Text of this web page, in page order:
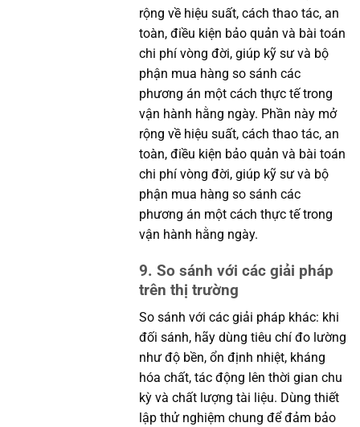
rộng về hiệu suất, cách thao tác, an
toàn, điều kiện bảo quản và bài toán
chi phí vòng đời, giúp kỹ sư và bộ
phận mua hàng so sánh các
phương án một cách thực tế trong
vận hành hằng ngày. Phần này mở
rộng về hiệu suất, cách thao tác, an
toàn, điều kiện bảo quản và bài toán
chi phí vòng đời, giúp kỹ sư và bộ
phận mua hàng so sánh các
phương án một cách thực tế trong
vận hành hằng ngày.
9. So sánh với các giải pháp
trên thị trường
So sánh với các giải pháp khác: khi
đối sánh, hãy dùng tiêu chí đo lường
như độ bền, ổn định nhiệt, kháng
hóa chất, tác động lên thời gian chu
kỳ và chất lượng tài liệu. Dùng thiết
lập thử nghiệm chung để đảm bảo